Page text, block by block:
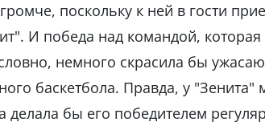
поскольку к ней в гости
И победа над командой,
немного скрасила бы
баскетбола. Правда, у
делала бы его победителем